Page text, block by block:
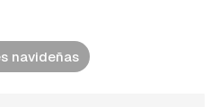
navideñas